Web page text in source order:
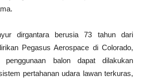
dirgantara berusia 73 tahun dari
Pegasus Aerospace di Colorado,
penggunaan balon dapat dilakukan
pertahanan udara lawan terkuras,